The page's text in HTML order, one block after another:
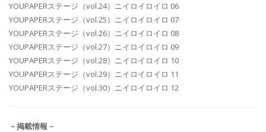
YOUPAPERステージ（vol.24）ニイロイロイロ 06
YOUPAPERステージ（vol.25）ニイロイロイロ 07
YOUPAPERステージ（vol.26）ニイロイロイロ 08
YOUPAPERステージ（vol.27）ニイロイロイロ 09
YOUPAPERステージ（vol.28）ニイロイロイロ 10
YOUPAPERステージ（vol.29）ニイロイロイロ 11
YOUPAPERステージ（vol.30）ニイロイロイロ 12
－掲載情報－